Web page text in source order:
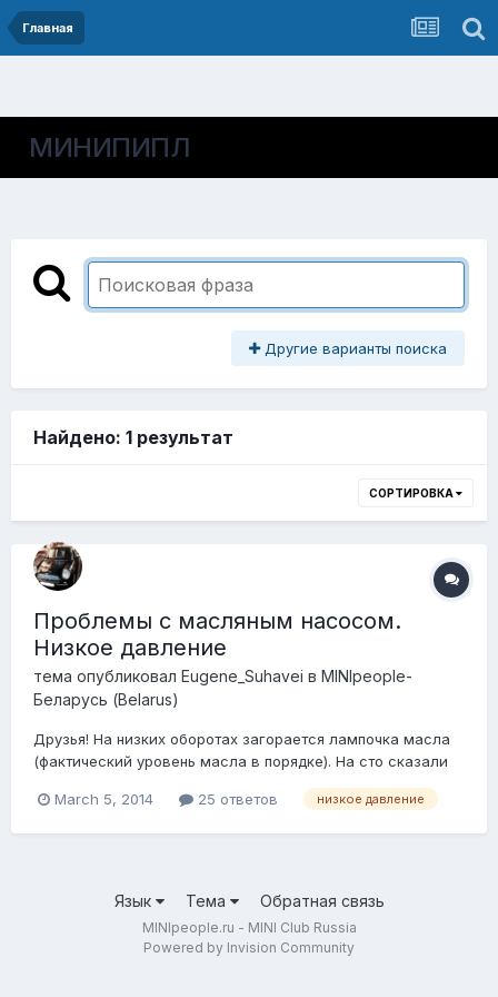
Главная
МИНИПИПЛ
Другие варианты поиска
Найдено: 1 результат
СОРТИРОВКА
Проблемы с масляным насосом.
Низкое давление
тема опубликовал Eugene_Suhavei в MINIpeople-
Беларусь (Belarus)
Друзья! На низких оборотах загорается лампочка масла
(фактический уровень масла в порядке). На сто сказали
на низких оборотах Возможно кто-то уже сталкивался с
March 5, 2014 25 ответов низкое давление
Язык Тема Обратная связь
MINIpeople.ru - MINI Club Russia
Powered by Invision Community